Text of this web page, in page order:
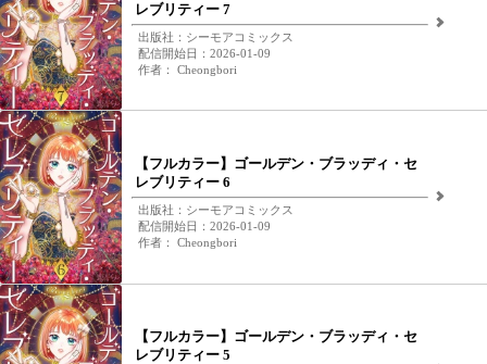
レブリティー 7
出版社：シーモアコミックス
配信開始日：2026-01-09
作者： Cheongbori
【フルカラー】ゴールデン・ブラッディ・セ
レブリティー 6
出版社：シーモアコミックス
配信開始日：2026-01-09
作者： Cheongbori
【フルカラー】ゴールデン・ブラッディ・セ
レブリティー 5